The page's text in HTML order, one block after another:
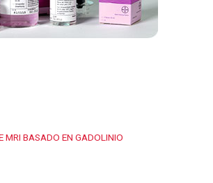
MRI BASADO EN GADOLINIO